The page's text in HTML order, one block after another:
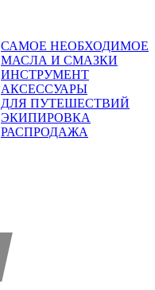
САМОЕ НЕОБХОДИМОЕ
МАСЛА И СМАЗКИ
ИНСТРУМЕНТ
АКСЕССУАРЫ
ДЛЯ ПУТЕШЕСТВИЙ
ЭКИПИРОВКА
РАСПРОДАЖА